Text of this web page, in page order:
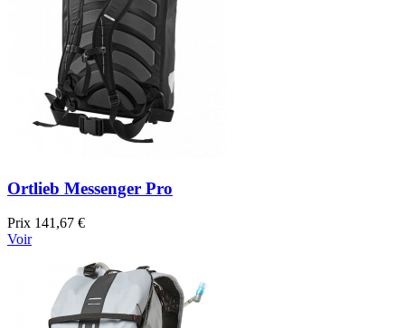
Ortlieb Messenger Pro
Prix 141,67 €
Voir